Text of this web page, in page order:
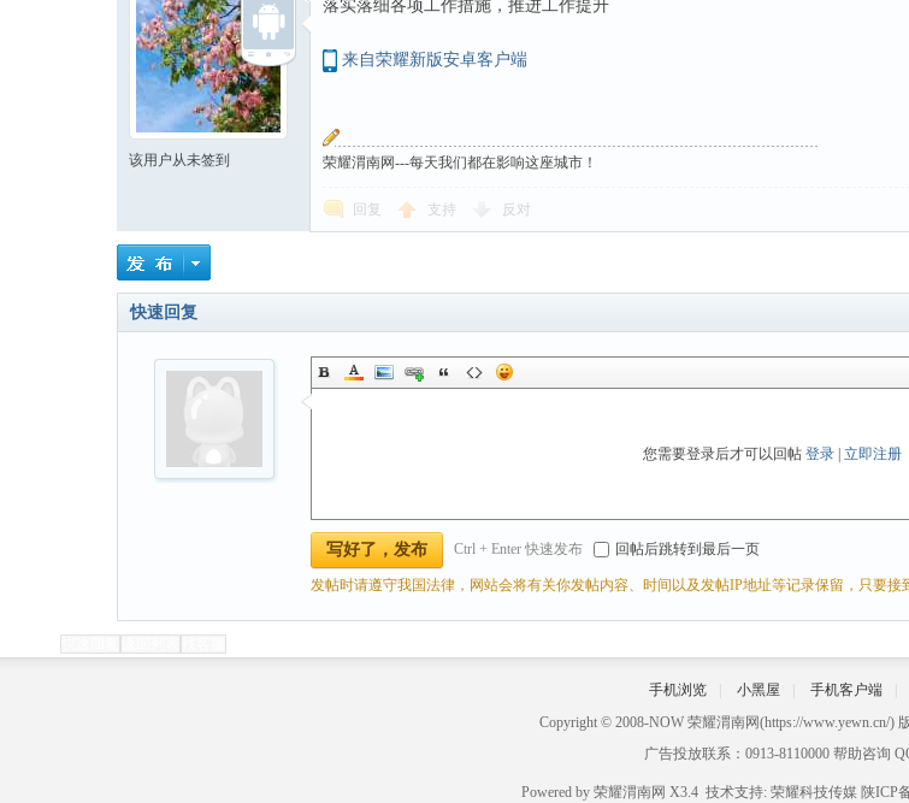
该用户从未签到
落实落细各项工作措施，推进工作提升
来自荣耀新版安卓客户端
荣耀渭南网---每天我们都在影响这座城市！
回复 支持 反对
快速回复
您需要登录后才可以回帖 登录 立即注册
写好了，发布 Ctrl + Enter 快速发布 回帖后跳转到最后一页
发帖时请遵守我国法律，网站会将有关你发帖内容、时间以及发帖IP地址等记录保留，只要接
手机浏览 小黑屋 手机客户端
Copyright © 2008-NOW 荣耀渭南网(https://www.yewn.cn/)
广告投放联系：0913-8110000 帮助咨询
Powered by 荣耀渭南网 X3.4 技术支持: 荣耀科技传媒 陕ICP